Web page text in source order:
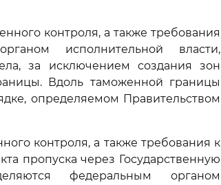
контроля, а также требования
исполнительной власти,
за исключением создания зон
Вдоль таможенной границы
определяемом Правительством
контроля, а также требования к
пропуска через Государственную
федеральным органом